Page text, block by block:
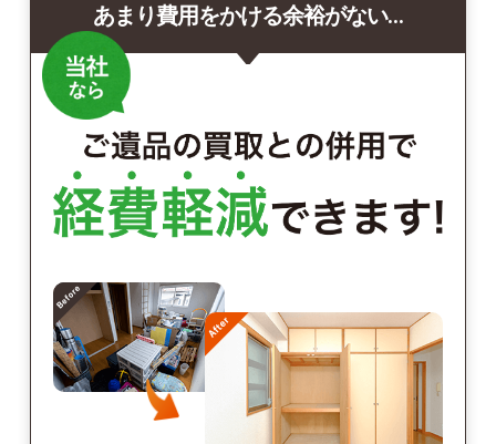
あまり費用をかける余裕がない…